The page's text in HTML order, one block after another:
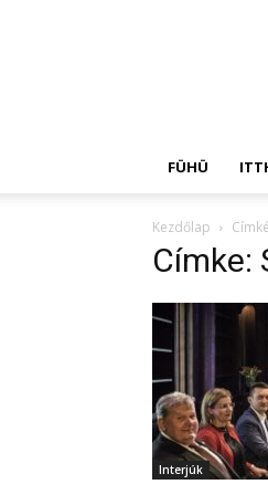
FÜHÜ
Kezdőlap
Címke:
Interjúk